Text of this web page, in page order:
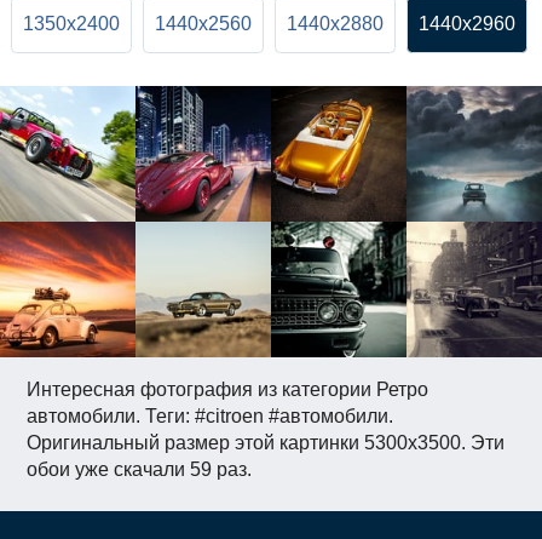
Интересная фотография из категории Ретро
автомобили. Теги: #citroen #автомобили.
Оригинальный размер этой картинки 5300x3500. Эти
обои уже скачали 59 раз.
1350x2400 1440x2560 1440x2880 1440x2960